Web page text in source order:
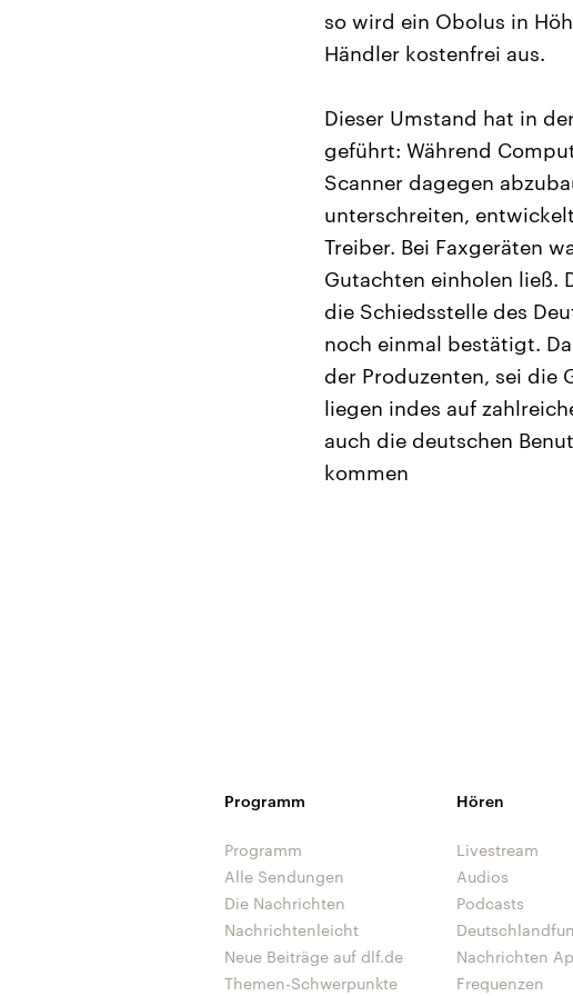
so wird ein Obolus in
Händler kostenfrei aus.
Dieser Umstand hat in
geführt: Während
Scanner dagegen
unterschreiten,
Treiber. Bei Faxgeräten
Gutachten einholen ließ.
die Schiedsstelle des
noch einmal bestätigt.
der Produzenten, sei die
liegen indes auf
auch die deutschen
kommen
Programm
Programm
Alle Sendungen
Die Nachrichten
Nachrichtenleicht
Neue Beiträge auf dlf.de
Themen-Schwerpunkte
Hören
Livestream
Audios
Podcasts
Nachrichten
Frequenzen